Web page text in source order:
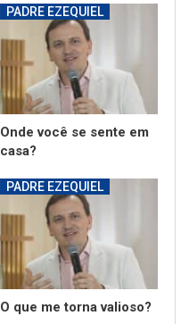
PADRE EZEQUIEL
Onde você se sente em
casa?
PADRE EZEQUIEL
O que me torna valioso?